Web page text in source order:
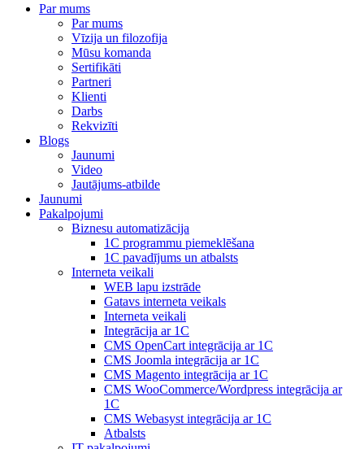
Par mums
Par mums
Vīzija un filozofija
Mūsu komanda
Sertifikāti
Partneri
Klienti
Darbs
Rekvizīti
Blogs
Jaunumi
Video
Jautājums-atbilde
Jaunumi
Pakalpojumi
Biznesu automatizācija
1С programmu piemeklēšana
1С pavadījums un atbalsts
Interneta veikali
WEB lapu izstrāde
Gatavs interneta veikals
Interneta veikali
Integrācija ar 1C
CMS OpenCart integrācija ar 1C
CMS Joomla integrācija ar 1C
CMS Magento integrācija ar 1C
CMS WooCommerce/Wordpress integrācija ar
1C
CMS Webasyst integrācija ar 1C
Atbalsts